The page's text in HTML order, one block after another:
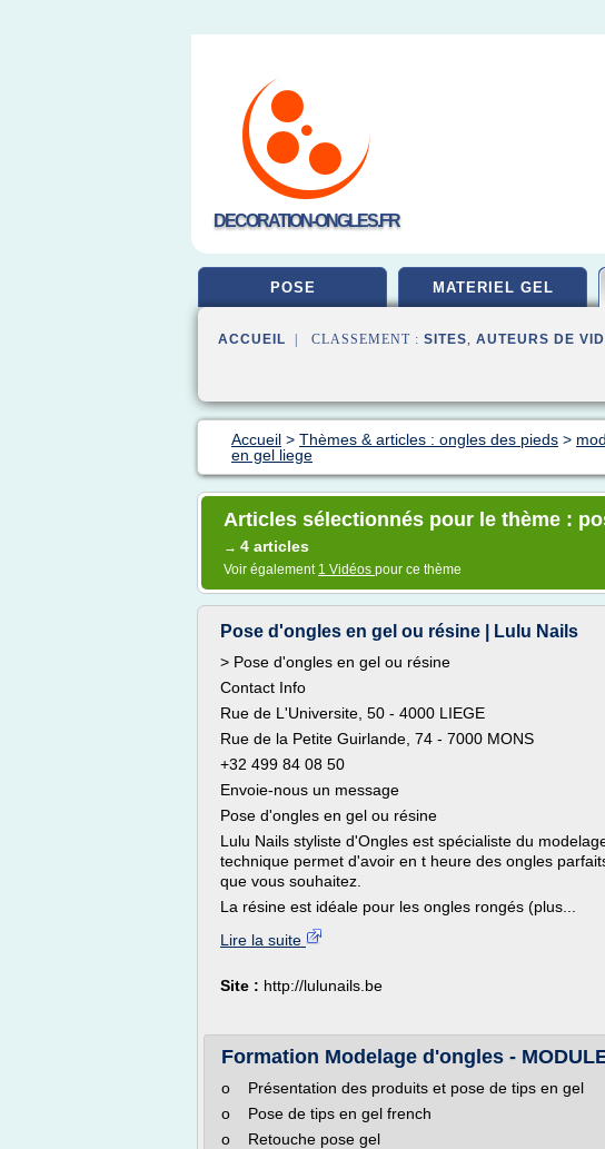
DECORATION-ONGLES.FR
POSE MATERIEL GEL
ACCUEIL | CLASSEMENT : SITES, AUTEURS DE
Accueil > Thèmes & articles : ongles des pieds >
en gel liege
Articles sélectionnés pour le thème :
→ 4 articles
Voir également 1 Vidéos pour ce thème
Pose d'ongles en gel ou résine | Lulu Nails
> Pose d'ongles en gel ou résine
Contact Info
Rue de L'Universite, 50 - 4000 LIEGE
Rue de la Petite Guirlande, 74 - 7000 MONS
+32 499 84 08 50
Envoie-nous un message
Pose d'ongles en gel ou résine
Lulu Nails styliste d'Ongles est spécialiste du
technique permet d'avoir en t heure des ongles
que vous souhaitez.
La résine est idéale pour les ongles rongés (plus...
Lire la suite
Site : http://lulunails.be
Formation Modelage d'ongles -
o Présentation des produits et pose de tips en gel
o Pose de tips en gel french
o Retouche pose gel